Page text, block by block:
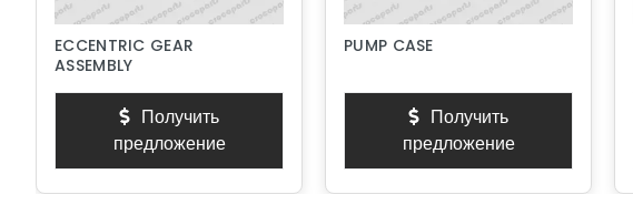
ECCENTRIC GEAR
ASSEMBLY
Получить
предложение
PUMP CASE
Получить
предложение